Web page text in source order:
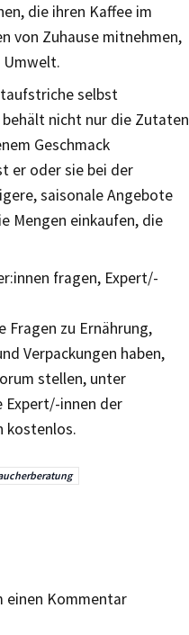
die ihren Kaffee im
von Zuhause mitnehmen,
Umwelt.
selbst
nicht nur die Zutaten
Geschmack
er oder sie bei der
saisonale Angebote
Mengen einkaufen, die
fragen, Expert/-
Fragen zu Ernährung,
Verpackungen haben,
stellen, unter
Expert/-innen der
kostenlos.
einen Kommentar